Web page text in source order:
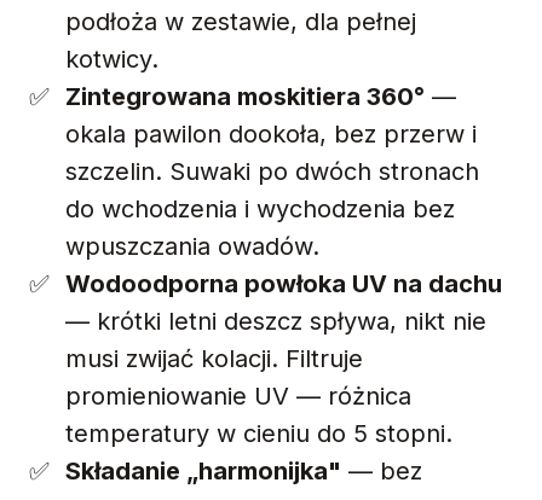
podłoża w zestawie, dla pełnej
kotwicy.
Zintegrowana moskitiera 360° —
okala pawilon dookoła, bez przerw i
szczelin. Suwaki po dwóch stronach
do wchodzenia i wychodzenia bez
wpuszczania owadów.
Wodoodporna powłoka UV na dachu
— krótki letni deszcz spływa, nikt nie
musi zwijać kolacji. Filtruje
promieniowanie UV — różnica
temperatury w cieniu do 5 stopni.
Składanie „harmonijka" — bez